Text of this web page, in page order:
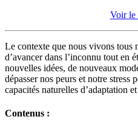
Voir le
Le contexte que nous vivons tous
d’avancer dans l’inconnu tout en
nouvelles idées, de nouveaux
dépasser nos peurs et notre stress
capacités naturelles d’adaptation
Contenus :